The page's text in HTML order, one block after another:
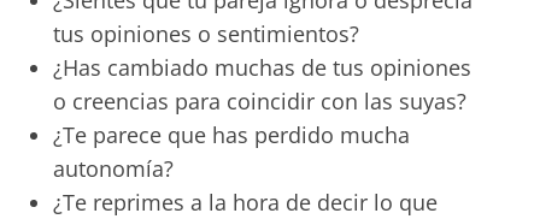
tus opiniones o sentimientos?
¿Has cambiado muchas de tus opiniones
o creencias para coincidir con las suyas?
¿Te parece que has perdido mucha
autonomía?
¿Te reprimes a la hora de decir lo que